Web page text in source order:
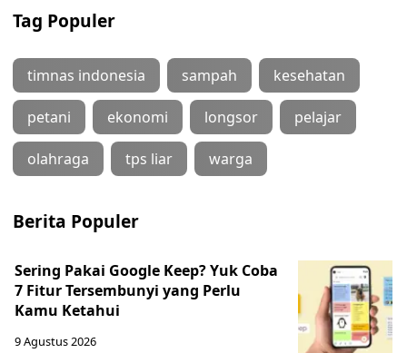
Tag Populer
timnas indonesia sampah kesehatan
petani ekonomi longsor pelajar
olahraga tps liar warga
Berita Populer
Sering Pakai Google Keep? Yuk Coba
7 Fitur Tersembunyi yang Perlu
Kamu Ketahui
9 Agustus 2026